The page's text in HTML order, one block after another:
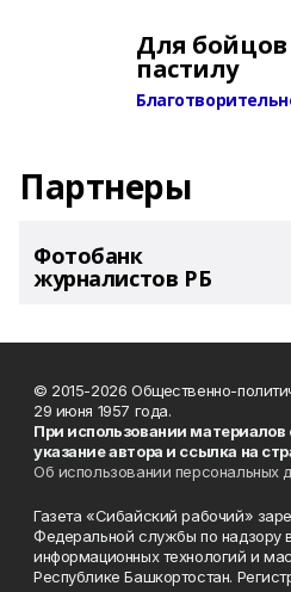
Для
пастилу
Партнеры
Фотобанк
журналистов РБ
© 2015-2026 Общественно-
29 июня 1957 года.
При использовании материалов
указание автора и ссылка на
Об использовании персональных
Газета «Сибайский рабочий»
Федеральной службы по надзору
информационных технологий и
Республике Башкортостан.